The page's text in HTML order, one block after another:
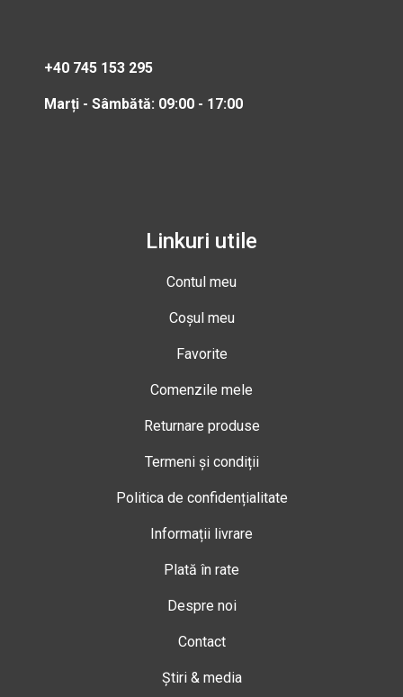
+40 745 153 295
Marți - Sâmbătă: 09:00 - 17:00
Linkuri utile
Contul meu
Coșul meu
Favorite
Comenzile mele
Returnare produse
Termeni și condiții
Politica de confidențialitate
Informații livrare
Plată în rate
Despre noi
Contact
Știri & media